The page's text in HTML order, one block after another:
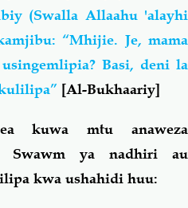
(Swalla Allaahu 'alayhi
“Mhijie. Je, mama
Basi, deni la
[Al-Bukhaariy]
kuwa mtu anaweza
Swawm ya nadhiri au
kwa ushahidi huu: